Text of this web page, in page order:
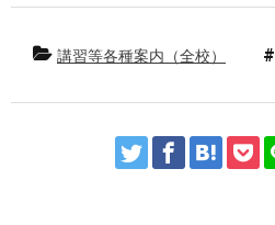
講習等各種案内（全校）